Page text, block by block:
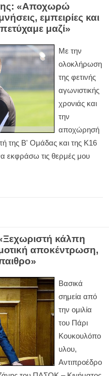
«Αποχωρώ
εμπειρίες και
μαζί»
Με την
ολοκλήρωση
της φετινής
αγωνιστικής
χρονιάς και
την
αποχώρησή
της Β' Ομάδας και της Κ16
εκφράσω τις θερμές μου
κάλπη
αποκέντρωση,
Βασικά
σημεία από
την ομιλία
του Πάρι
Κουκουλόπο
υλου,
Αντιπροέδρο